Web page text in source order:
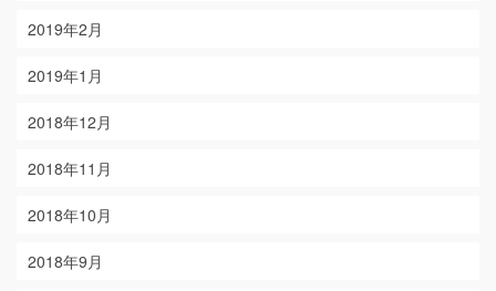
2019年2月
2019年1月
2018年12月
2018年11月
2018年10月
2018年9月